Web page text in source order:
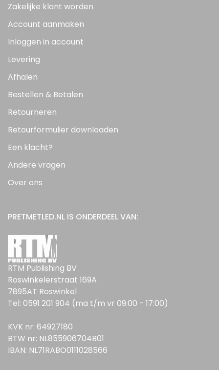
Zakelijke klant worden
Account aanmaken
Inloggen in account
Levering
Afhalen
Bestellen & Betalen
Retourneren
Retourformulier downloaden
Een klacht?
Andere vragen
Over ons
PRETMETLED.NL IS ONDERDEEL VAN:
RTM Publishing BV
Roswinkelerstraat 169A
7895AT Roswinkel
Tel: 0591 201 904 (ma t/m vr 09:00 - 17:00)
KVK nr: 64927180
BTW nr: NL855906704B01
IBAN: NL71RABO0111028566